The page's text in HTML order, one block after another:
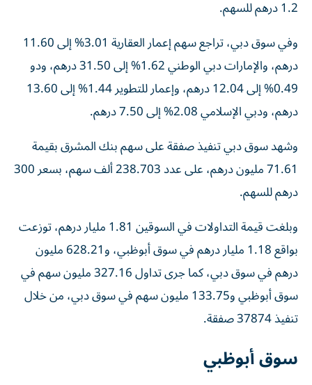
1.2 درهم للسهم.
وفي سوق دبي، تراجع سهم إعمار العقارية 3.01% إلى 11.60
درهم، والإمارات دبي الوطني 1.62% إلى 31.50 درهم، ودو
0.49% إلى 12.04 درهم، وإعمار للتطوير 1.44% إلى 13.60
درهم، ودبي الإسلامي 2.08% إلى 7.50 درهم.
وشهد سوق دبي تنفيذ صفقة على سهم بنك المشرق بقيمة
71.61 مليون درهم، على عدد 238.703 ألف سهم، بسعر 300
درهم للسهم.
وبلغت قيمة التداولات في السوقين 1.81 مليار درهم، توزعت
بواقع 1.18 مليار درهم في سوق أبوظبي، و628.21 مليون
درهم في سوق دبي، كما جرى تداول 327.16 مليون سهم في
سوق أبوظبي و133.75 مليون سهم في سوق دبي، من خلال
تنفيذ 37874 صفقة.
سوق أبوظبي